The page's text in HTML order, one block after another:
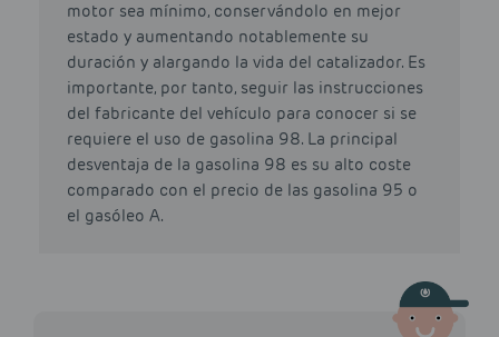
motor sea mínimo, conservándolo en mejor
estado y aumentando notablemente su
duración y alargando la vida del catalizador. Es
importante, por tanto, seguir las instrucciones
del fabricante del vehículo para conocer si se
requiere el uso de gasolina 98. La principal
desventaja de la gasolina 98 es su alto coste
comparado con el precio de las gasolina 95 o
el gasóleo A.